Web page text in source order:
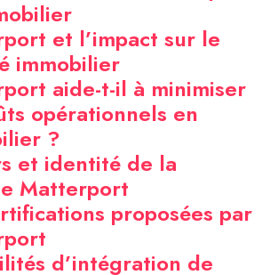
et l’impact sur le
immobilier
aide-t-il à minimiser
opérationnels en
?
et identité de la
Matterport
proposées par
d’intégration de